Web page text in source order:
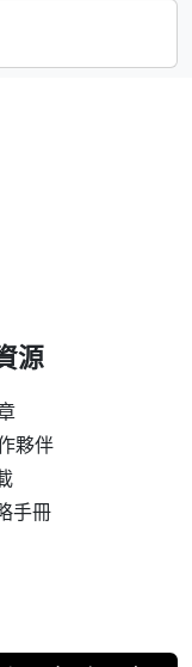
源
夥伴
手冊